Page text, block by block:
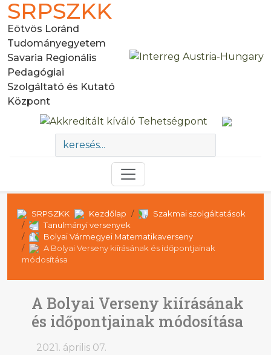
SRPSZKK
Eötvös Loránd
Tudományegyetem
Savaria Regionális
Pedagógiai
Szolgáltató és Kutató
Központ
SRPSZKK Kezdőlap
Szakmai szolgáltatások
Tanulmányi versenyek
Bolyai Vármegyei Matematikaverseny
A Bolyai Verseny kiírásának és időpontjainak
módosítása
A Bolyai Verseny kiírásának
és időpontjainak módosítása
2021. április 07.